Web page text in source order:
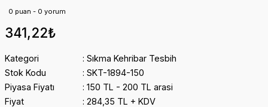
0 puan - 0 yorum
341,22₺
Kategori
Sıkma Kehribar Tesbih
Stok Kodu
SKT-1894-150
Piyasa Fiyatı
150 TL - 200 TL arasi
Fiyat
284,35 TL + KDV